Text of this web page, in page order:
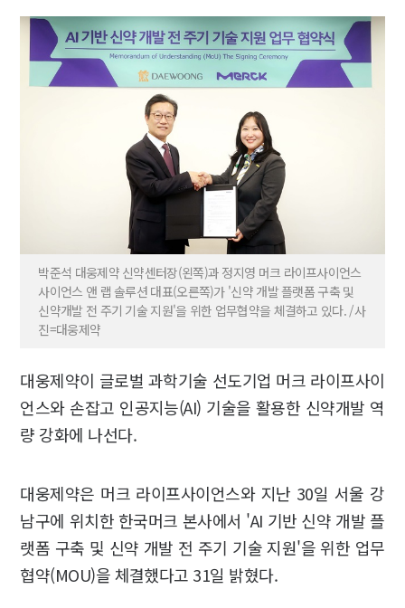
박준석 대웅제약 신약센터장(왼쪽)과 정지영 머크 라이프사이언스
사이언스 앤 랩 솔루션 대표(오른쪽)가 '신약 개발 플랫폼 구축 및
신약개발 전 주기 기술 지원'을 위한 업무협약을 체결하고 있다. /사
진=대웅제약
대웅제약이 글로벌 과학기술 선도기업 머크 라이프사이
언스와 손잡고 인공지능(AI) 기술을 활용한 신약개발 역
량 강화에 나선다.
대웅제약은 머크 라이프사이언스와 지난 30일 서울 강
남구에 위치한 한국머크 본사에서 'AI 기반 신약 개발 플
랫폼 구축 및 신약 개발 전 주기 기술 지원'을 위한 업무
협약(MOU)을 체결했다고 31일 밝혔다.